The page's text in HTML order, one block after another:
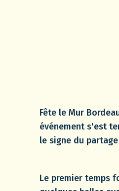
Fête le Mur
événement s'est
le signe du
Le premier temps